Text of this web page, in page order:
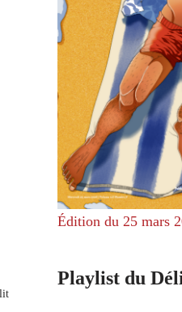
Édition du 25 mars
Playlist du